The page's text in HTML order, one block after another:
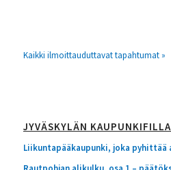
Kaikki ilmoittauduttavat tapahtumat »
JYVÄSKYLÄN
Liikuntapääkaupunki, joka